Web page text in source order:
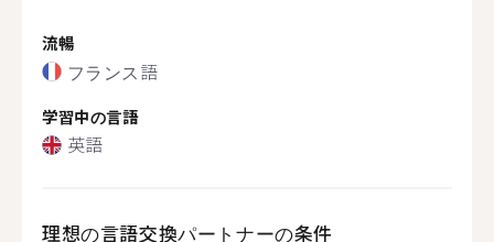
流暢
フランス語
学習中の言語
英語
理想の言語交換パートナーの条件